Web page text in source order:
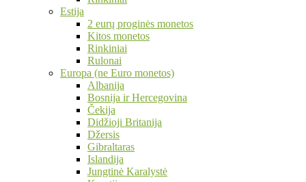
Estija
2 eurų proginės monetos
Kitos monetos
Rinkiniai
Rulonai
Europa (ne Euro monetos)
Albanija
Bosnija ir Hercegovina
Čekija
Didžioji Britanija
Džersis
Gibraltaras
Islandija
Jungtinė Karalystė